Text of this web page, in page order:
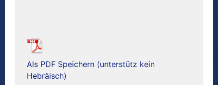
Als PDF Speichern (unterstütz kein
Hebräisch)